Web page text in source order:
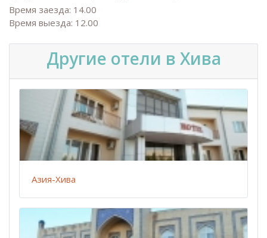
Время заезда: 14.00
Время выезда: 12.00
Другие отели в Хива
Азия-Хива